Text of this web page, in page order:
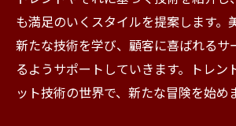
も満足のいくスタイルを提案します。
新たな技術を学び、顧客に喜ばれるサ
るようサポートしていきます。トレン
ット技術の世界で、新たな冒険を始め